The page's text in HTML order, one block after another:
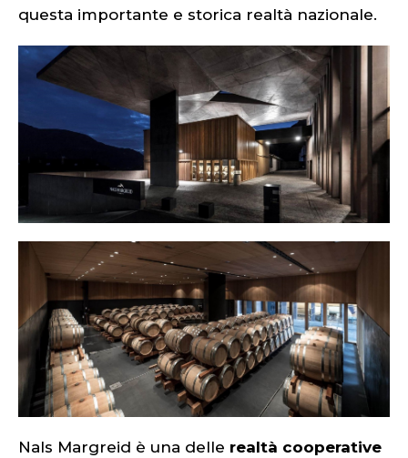
questa importante e storica realtà nazionale.
Nals Margreid è una delle realtà cooperative